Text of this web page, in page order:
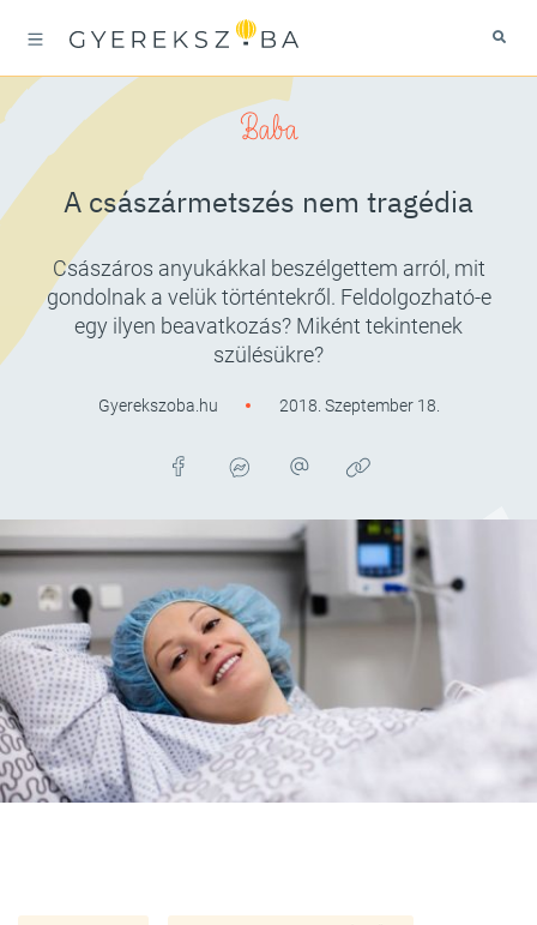
Baba
A császármetszés nem tragédia
Császáros anyukákkal beszélgettem arról, mit
gondolnak a velük történtekről. Feldolgozható-e
egy ilyen beavatkozás? Miként tekintenek
szülésükre?
Gyerekszoba.hu 2018. Szeptember 18.